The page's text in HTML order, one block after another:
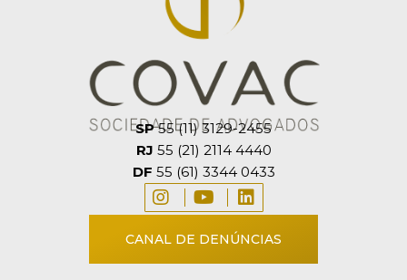
CANAL DE DENÚNCIAS
SP55 (11) 3129-2455
RJ 55 (21) 2114 4440
DF 55 (61) 3344 0433